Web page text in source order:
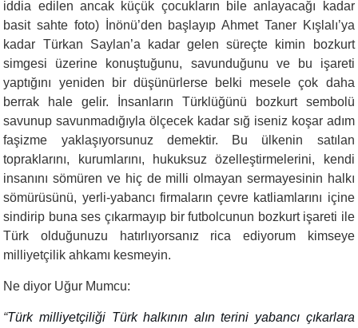
iddia edilen ancak küçük çocukların bile anlayacağı kadar
basit sahte foto) İnönü’den başlayıp Ahmet Taner Kışlalı’ya
kadar Türkan Saylan’a kadar gelen süreçte kimin bozkurt
simgesi üzerine konuştuğunu, savunduğunu ve bu işareti
yaptığını yeniden bir düşünürlerse belki mesele çok daha
berrak hale gelir. İnsanların Türklüğünü bozkurt sembolü
savunup savunmadığıyla ölçecek kadar sığ iseniz koşar adım
faşizme yaklaşıyorsunuz demektir. Bu ülkenin satılan
topraklarını, kurumlarını, hukuksuz özelleştirmelerini, kendi
insanını sömüren ve hiç de milli olmayan sermayesinin halkı
sömürüsünü, yerli-yabancı firmaların çevre katliamlarını içine
sindirip buna ses çıkarmayıp bir futbolcunun bozkurt işareti ile
Türk olduğunuzu hatırlıyorsanız rica ediyorum kimseye
milliyetçilik ahkamı kesmeyin.
Ne diyor Uğur Mumcu:
“Türk milliyetçiliği Türk halkının alın terini yabancı çıkarlara